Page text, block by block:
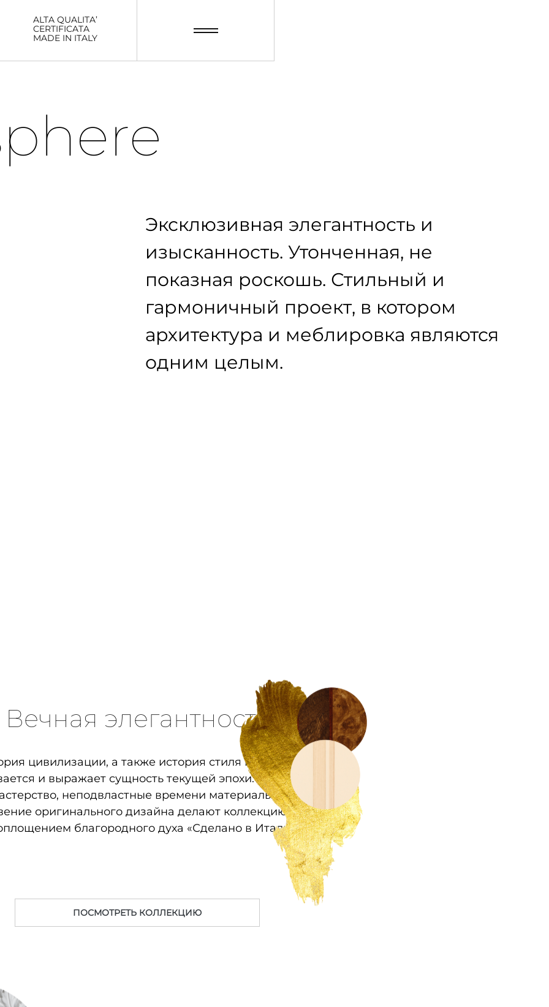
ALTA QUALITA’
CERTIFICATA
MADE IN ITALY
Эксклюзивная элегантность и
изысканность. Утонченная, не
показная роскошь. Стильный и
гармоничный проект, в котором
архитектура и меблировка являются
одним целым.
Вечная элегантность
цивилизации, а также история стиля и мебели
и выражает сущность текущей эпохи. Искусное
неподвластные времени материалы и
оригинального дизайна делают коллекцию Luigi
благородного духа «Сделано в Италии».
ПОСМОТРЕТЬ КОЛЛЕКЦИЮ